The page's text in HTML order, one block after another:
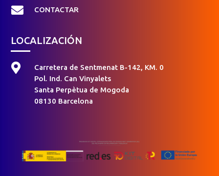
 CONTACTAR
LOCALIZACIÓN

Carretera de Sentmenat B-142, KM. 0
Pol. Ind. Can Vinyalets
Santa Perpètua de Mogoda
08130 Barcelona